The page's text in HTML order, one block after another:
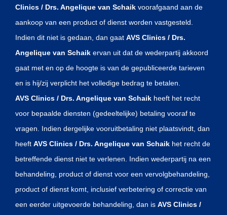
Clinics / Drs. Angelique van Schaik voorafgaand aan de
aankoop van een product of dienst worden vastgesteld.
Indien dit niet is gedaan, dan gaat AVS Clinics / Drs.
Angelique van Schaik ervan uit dat de wederpartij akkoord
gaat met en op de hoogte is van de gepubliceerde tarieven
en is hij/zij verplicht het volledige bedrag te betalen.
AVS Clinics / Drs. Angelique van Schaik heeft het recht
voor bepaalde diensten (gedeeltelijke) betaling vooraf te
vragen. Indien dergelijke vooruitbetaling niet plaatsvindt, dan
heeft AVS Clinics / Drs. Angelique van Schaik het recht de
betreffende dienst niet te verlenen. Indien wederpartij na een
behandeling, product of dienst voor een vervolgbehandeling,
product of dienst komt, inclusief verbetering of correctie van
een eerder uitgevoerde behandeling, dan is AVS Clinics /